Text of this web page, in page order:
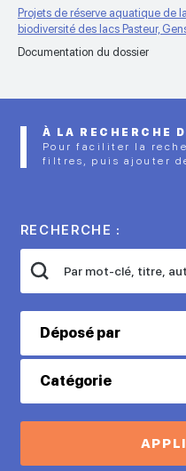
Projets de réserve aquatique de
biodiversité des lacs Pasteur,
Documentation du dossier
À LA RECHERCHE
Pour faciliter la
filtres, puis ajouter
RECHERCHE :
Déposé par
Catégorie